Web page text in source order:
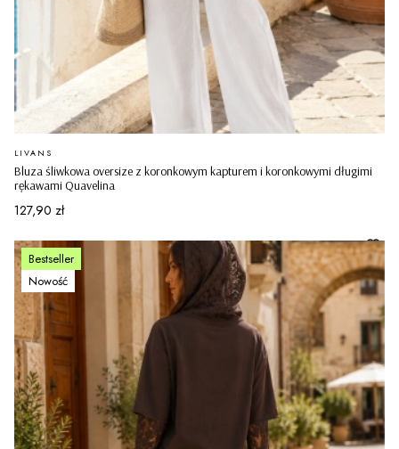
Bluza śliwkowa oversize z koronkowym kapturem i koronkowymi długimi
rękawami Quavelina
PRODUCENT
LIVANS
Cena
127,90 zł
Bestseller
Nowość